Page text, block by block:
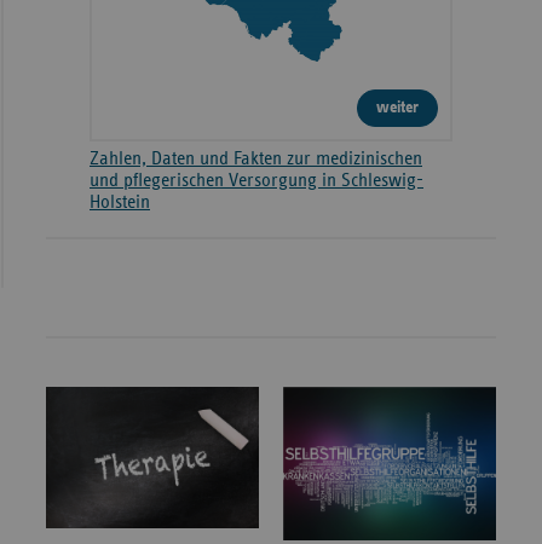
weiter
Zahlen, Daten und Fakten zur medizinischen
und pflegerischen Versorgung in Schleswig-
Holstein